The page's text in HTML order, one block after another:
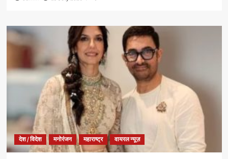
देश / विदेश मनोरंजन महाराष्ट्र वायरल न्यूज़